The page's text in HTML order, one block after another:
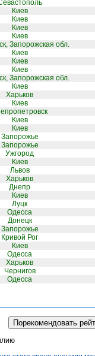
Киев
Киев
Киев
Киев
Запорожская обл.
Киев
Киев
Киев
Запорожская обл.
Киев
Харьков
Киев
Киев
Киев
Запорожье
Запорожье
Ужгород
Киев
Львов
Харьков
Днепр
Киев
Луцк
Одесса
Донецк
Запорожье
Кривой Рог
Киев
Одесса
Харьков
Чернигов
Одесса